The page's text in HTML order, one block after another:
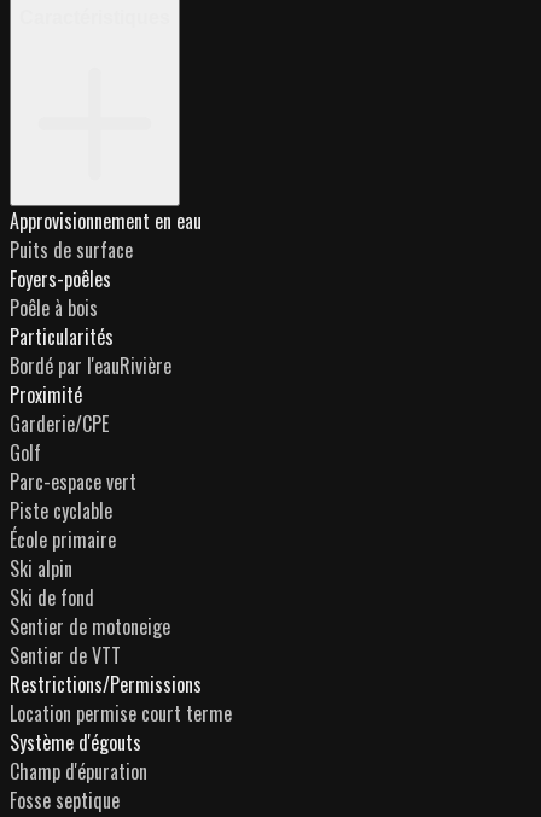
Approvisionnement en eau
Puits de surface
Foyers-poêles
Poêle à bois
Particularités
Bordé par l'eauRivière
Proximité
Garderie/CPE
Golf
Parc-espace vert
Piste cyclable
École primaire
Ski alpin
Ski de fond
Sentier de motoneige
Sentier de VTT
Restrictions/Permissions
Location permise court terme
Système d'égouts
Champ d'épuration
Fosse septique